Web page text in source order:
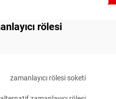
rölesi
zamanlayıcı rölesi soketi